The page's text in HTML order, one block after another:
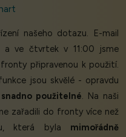
našeho dotazu. E-mail
a ve čtvrtek v 11:00 jsme
připravenou k použití.
jsou skvělé - opravdu
snadno použitelné. Na naši
zařadili do fronty více než
která byla mimořádně